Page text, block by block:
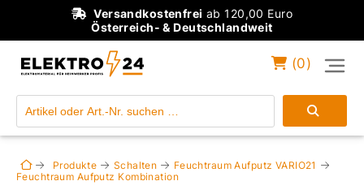
Versandkostenfrei ab 120,00 Euro
Österreich- & Deutschlandweit
Einloggen
(0)
Produkte Schalten
Feuchtraum Aufputz VARIO21
Feuchtraum Aufputz Kombination